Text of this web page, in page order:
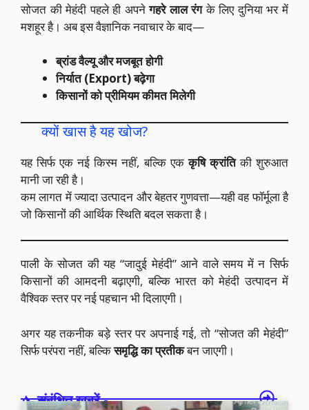
सोजत की मेहंदी पहले ही अपनेगहरे लाल रंगके लिए दुनिया भर में
मशहूर है। अब इस वैज्ञानिक नवाचार के बाद—
ब्रांड वैल्यू और मजबूत होगी
निर्यात (Export) बढ़ेगा
किसानों को प्रीमियम कीमत मिलेगी
क्यों खास है यह खोज?
यह सिर्फ एक नई किस्म नहीं, बल्कि एककृषि क्रांतिकी शुरुआत
मानी जा रही है।
कम लागत में ज्यादा उत्पादन और बेहतर गुणवत्ता—यही वह फॉर्मूला है
जो किसानों की आर्थिक स्थिति बदल सकता है।
पाली के सोजत की यह “जादुई मेहंदी” आने वाले समय में न सिर्फ
किसानों की आमदनी बढ़ाएगी, बल्कि भारत को मेहंदी उत्पादन में
वैश्विक स्तर पर नई पहचान भी दिलाएगी।
अगर यह तकनीक बड़े स्तर पर अपनाई गई, तो “सोजत की मेहंदी”
सिर्फ परंपरा नहीं, बल्किसमृद्धि का प्रतीकबन जाएगी।
संबंधित खबरें -